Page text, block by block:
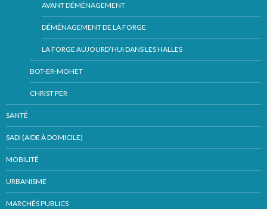
AVANT DÉMÉNAGEMENT
DÉMÉNAGEMENT DE LA FORGE
LA FORGE AUJOURD’HUI DANS LES HALLES
BOT-ER-MOHET
CHRIST PER
SANTÉ
SADI (AIDE À DOMICILE)
MOBILITÉ
URBANISME
MARCHÉS PUBLICS